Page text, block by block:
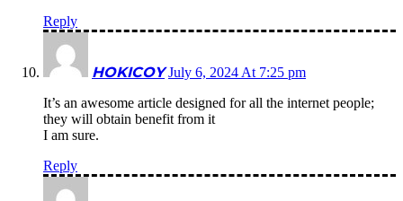
Reply
HOKICOY July 6, 2024 At 7:25 pm
It’s an awesome article designed for all the internet people;
they will obtain benefit from it
I am sure.
Reply